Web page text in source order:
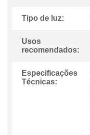
Tipo de luz:
Usos
recomendados:
Especificações
Técnicas: